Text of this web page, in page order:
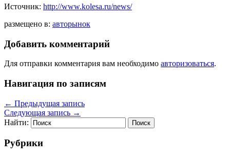
Источник: http://www.kolesa.ru/news/
размещено в: авторынок
Добавить комментарий
Для отправки комментария вам необходимо авторизоваться.
Навигация по записям
← Предыдущая запись
Следующая запись →
Найти:
Рубрики